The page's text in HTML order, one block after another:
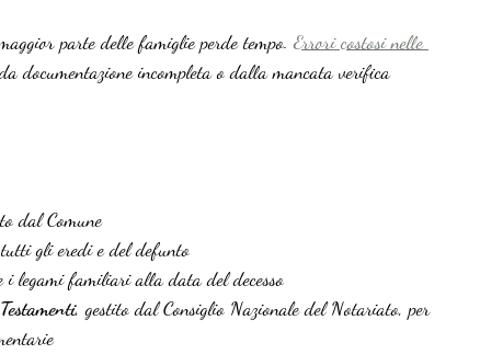
parte delle famiglie perde tempo. Errori costosi nelle
documentazione incompleta o dalla mancata verifica
dal Comune
gli eredi e del defunto
i legami familiari alla data del decesso
, gestito dal Consiglio Nazionale del Notariato, per